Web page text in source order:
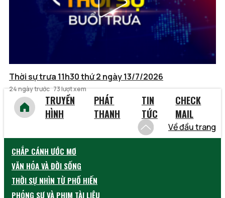
Thời sự trưa 11h30 thứ 2 ngày 13/7/2026
24 ngày trước 73 lượt xem
TRUYỀN
HÌNH
PHÁT
THANH
TIN
TỨC
CHECK
MAIL
Về đầu trang
CHẮP CÁNH ƯỚC MƠ
VĂN HÓA VÀ ĐỜI SỐNG
THỜI SỰ NHÌN TỪ PHỐ HIẾN
PHÓNG SỰ VÀ PHIM TÀI LIỆU